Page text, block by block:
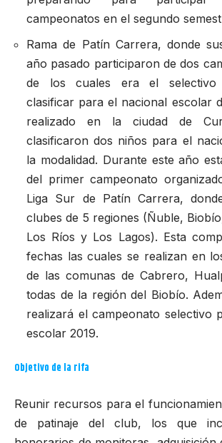
campeonatos en el segundo
Rama de Patín Carrera, donde
año pasado participaron de dos
de los cuales era el selectivo
clasificar para el nacional escolar
realizado en la ciudad de
clasificaron dos niños para el
la modalidad. Durante este año
del primer campeonato
Liga Sur de Patín Carrera,
clubes de 5 regiones (Ñuble,
Los Ríos y Los Lagos). Esta
fechas las cuales se realizan en
de las comunas de Cabrero,
todas de la región del Biobío.
realizará el campeonato selectivo
escolar 2019.
Objetivo de la rifa
Reunir recursos para el
de patinaje del club, los que